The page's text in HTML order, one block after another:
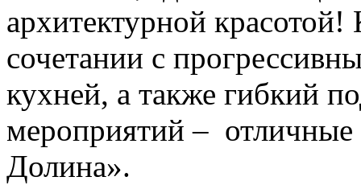
архитектурной красотой!
сочетании с
кухней, а также гибкий
мероприятий – отличные
Долина».